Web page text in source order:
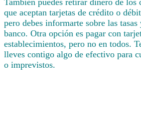
También puedes retirar dinero de los
que aceptan tarjetas de crédito o
pero debes informarte sobre las
banco. Otra opción es pagar con
establecimientos, pero no en todos.
lleves contigo algo de efectivo para
o imprevistos.